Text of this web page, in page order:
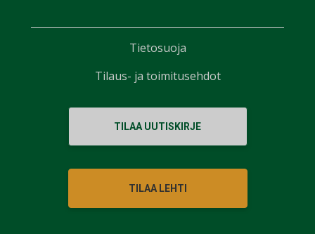
TILAA UUTISKIRJE
TILAA LEHTI
Tietosuoja
Tilaus- ja toimitusehdot